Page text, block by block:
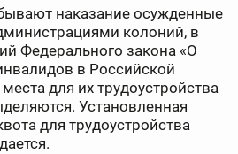
наказание осужденные
колоний, в
Федерального закона «О
в Российской
для их трудоустройства
Установленная
для трудоустройства